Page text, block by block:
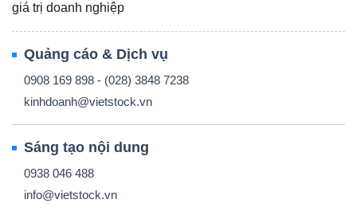
giá trị doanh nghiệp
Quảng cáo & Dịch vụ
0908 169 898 - (028) 3848 7238
kinhdoanh@vietstock.vn
Sáng tạo nội dung
0938 046 488
info@vietstock.vn
tài
chính
cụ
đầu
tư